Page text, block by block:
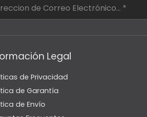
Legal
de Privacidad
de Garantía
de Envío